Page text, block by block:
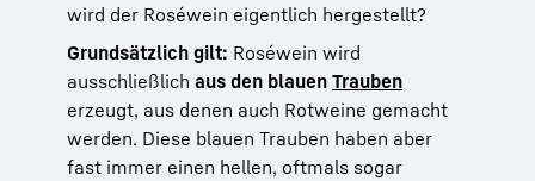
wird der Roséwein eigentlich hergestellt?
Grundsätzlich gilt: Roséwein wird
ausschließlich aus den blauen Trauben
erzeugt, aus denen auch Rotweine gemacht
werden. Diese blauen Trauben haben aber
fast immer einen hellen, oftmals sogar